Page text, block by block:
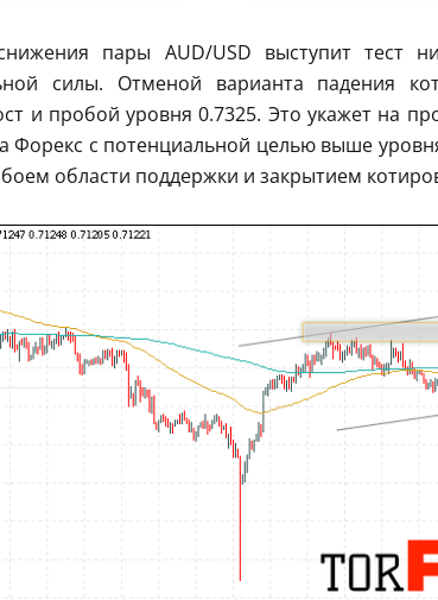
пары AUD/USD выступит тест
силы. Отменой варианта падения
и пробой уровня 0.7325. Это укажет на
Форекс с потенциальной целью выше
области поддержки и закрытием